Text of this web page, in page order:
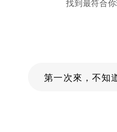
找到最符合
第一次來，不知